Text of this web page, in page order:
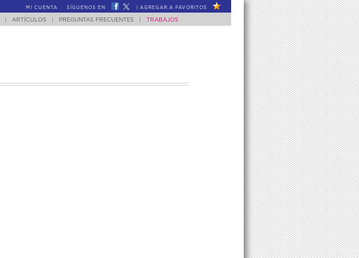
MI CUENTA SÍGUENOS EN AGREGAR A FAVORITOS
ARTÍCULOS PREGUNTAS FRECUENTES TRABAJOS